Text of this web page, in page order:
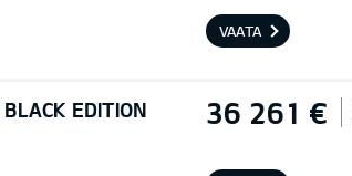
VAATA
EDITION 36 261 €